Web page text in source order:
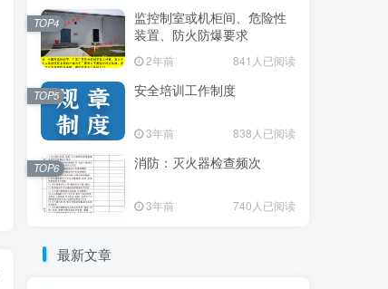
监控制室或机柜间、危险性
装置、防火防爆要求
2年前 841人已阅读
TOP4
安全培训工作制度
3年前 838人已阅读
TOP5
消防：灭火器检查频次
3年前 740人已阅读
TOP6
最新文章
监控制室或机柜间、危险性
装置、防火防爆要求
2年前 841人已阅读
TOP4
安全培训工作制度
3年前 838人已阅读
TOP5
消防：灭火器检查频次
3年前 740人已阅读
TOP6
最新文章